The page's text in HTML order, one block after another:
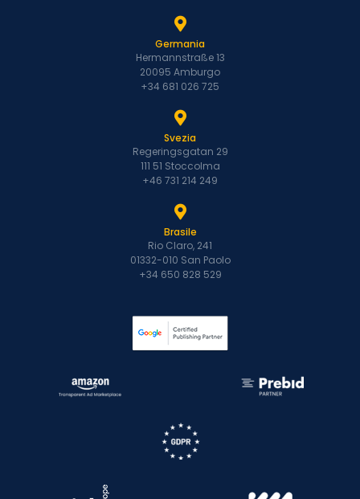
Germania
Hermannstraße 13
20095 Amburgo
+34 681 026 725
Svezia
Regeringsgatan 29
111 51 Stoccolma
+46 731 214 249
Brasile
Rio Claro, 241
01332-010 San Paolo
+34 650 828 529